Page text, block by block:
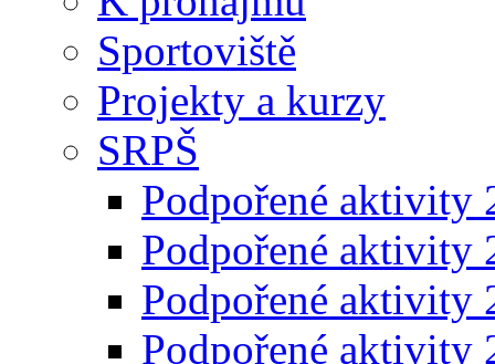
Sportoviště
Projekty a kurzy
SRPŠ
Podpořené aktivity
Podpořené aktivity
Podpořené aktivity
Podpořené aktivity